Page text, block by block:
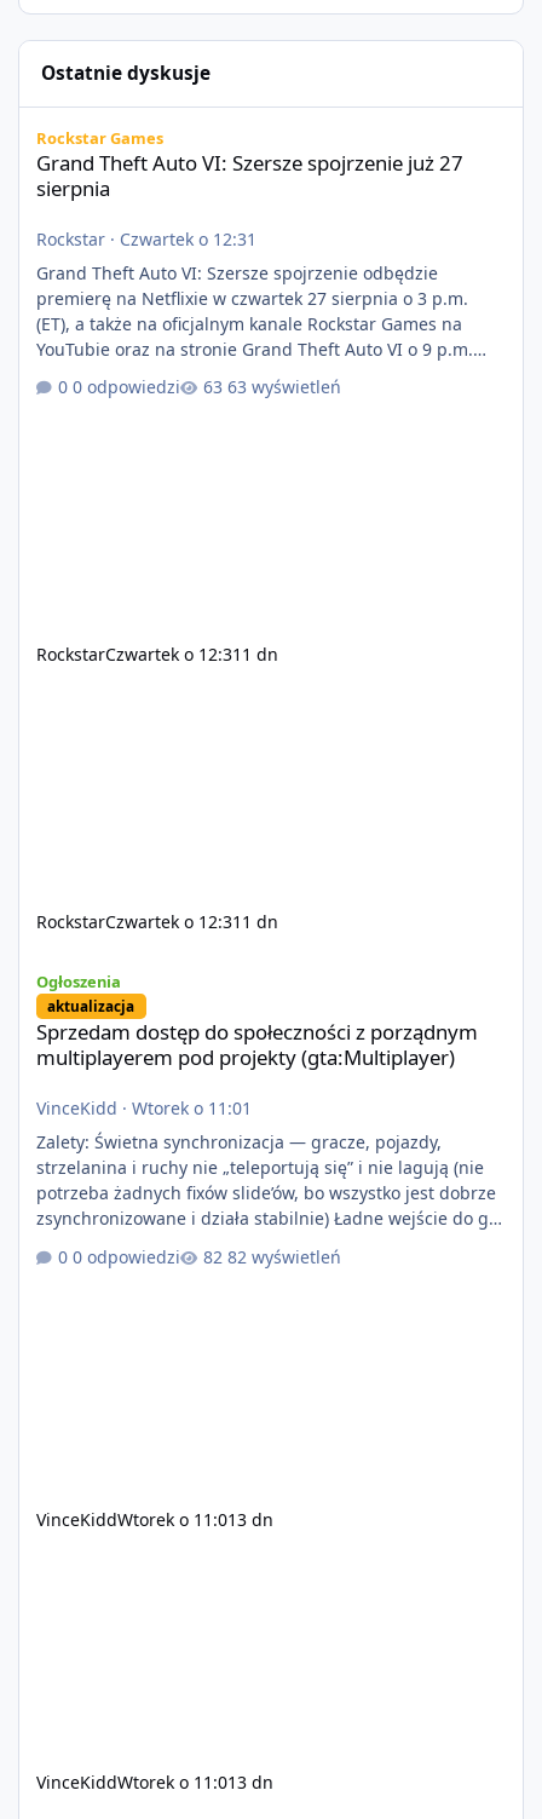
Ostatnie dyskusje
Rockstar Games
Grand Theft Auto VI: Szersze spojrzenie już 27
sierpnia
Rockstar · Czwartek o 12:31
Grand Theft Auto VI: Szersze spojrzenie odbędzie
premierę na Netflixie w czwartek 27 sierpnia o 3 p.m.
(ET), a także na oficjalnym kanale Rockstar Games na
YouTubie oraz na stronie Grand Theft Auto VI o 9 p.m.
(ET) 27 sierpnia. https://netflix.com/GTAVI Grand Theft
Auto VI będzie dostępne 19 listopada na PlayStation 5
0 odpowiedzi 63 wyświetleń
RockstarCzwartek o 12:31 1 dn
RockstarCzwartek o 12:31 1 dn
Ogłoszenia
aktualizacja
Sprzedam dostęp do społeczności z porządnym
multiplayerem pod projekty (gta:Multiplayer)
VinceKidd · Wtorek o 11:01
Zalety: Świetna synchronizacja — gracze, pojazdy,
strzelanina i ruchy nie „teleportują się” i nie lagują (nie
potrzeba żadnych fixów slide’ów, bo wszystko jest dobrze
zsynchronizowane i działa stabilnie) Ładne wejście do gry
+ solidny antycheat na poziomie multiplayera Wygodne
pisanie własnych modów i skryptów (wsparcie C# / JS /
0 odpowiedzi 82 wyświetleń
VinceKiddWtorek o 11:013 dn
VinceKiddWtorek o 11:013 dn